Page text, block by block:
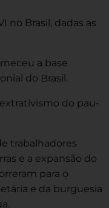
no Brasil, dadas as
a base
do Brasil.
do pau-
trabalhadores
e a expansão do
para o
e da burguesia